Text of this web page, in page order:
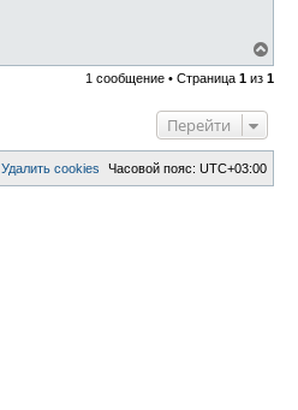
е
р
ь
я
1 сообщение • Страница 1 из 1
Перейти
Часовой пояс: UTC+03:00
Удалить cookies